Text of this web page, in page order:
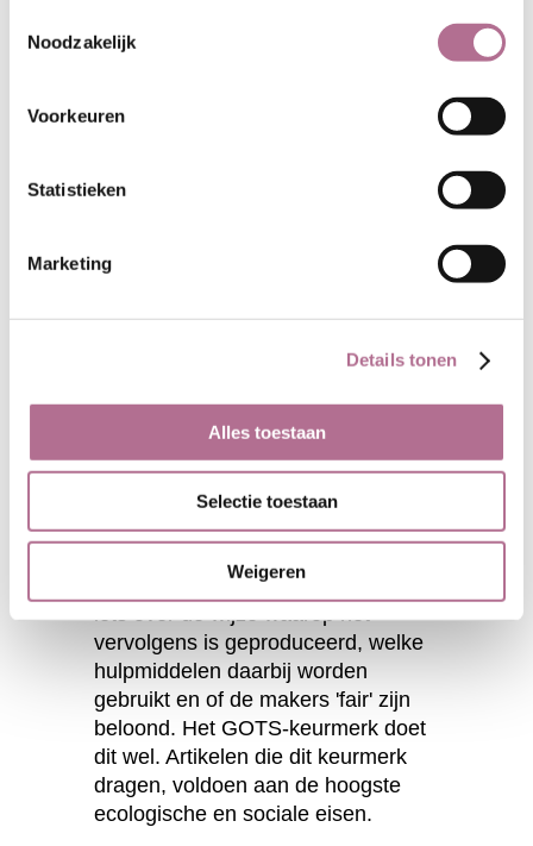
Noodzakelijk
Voorkeuren
Statistieken
Marketing
Details tonen
Alles toestaan
Selectie toestaan
Weigeren
ondergoed van biologisch katoen.
biologische landbouw. Dat is
andere textiel zijn meer dan 'alleen'
immers ook worden gereinigd,
vaak ook geverfd. Pas daarna wordt
van de stof een kledingstuk
of worden er zelfs meer stofsoorten
in verwerkt (bijvoorbeeld voor het
maken van de boordjes). Daarna
wordt het artikel nog verpakt. Dat
biologisch katoen, zegt niet perse
vervolgens is geproduceerd, welke
hulpmiddelen daarbij worden
gebruikt en of de makers 'fair' zijn
beloond. Het GOTS-keurmerk doet
dit wel. Artikelen die dit keurmerk
dragen, voldoen aan de hoogste
ecologische en sociale eisen.